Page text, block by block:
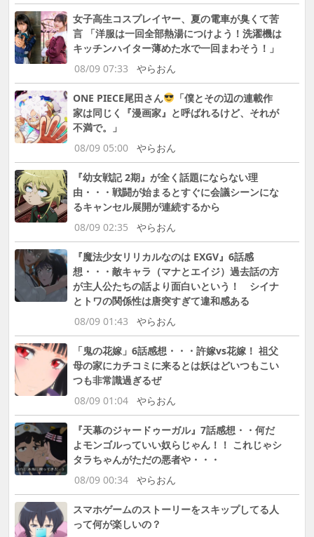
女子高生コスプレイヤー、夏の電車が臭くて苦
言 「洋服は一回全部熱湯につけよう！洗濯機は
キッチンハイター薄めた水で一回まわそう！」
08/09 07:33
やらおん
ONE PIECE尾田さん
「僕とその辺の連載作
家は同じく『漫画家』と呼ばれるけど、それが
不満で。」
08/09 05:00
やらおん
『幼女戦記 2期』が全く話題にならない理
由・・・戦闘が始まるとすぐに会議シーンにな
るキャンセル展開が連続するから
08/09 02:35
やらおん
『魔法少女リリカルなのは EXGV』6話感
想・・・敵キャラ（マナとエイジ）過去話の方
が主人公たちの話より面白いという！ シイナ
とトワの関係性は唐突すぎて違和感ある
08/09 01:43
やらおん
「鬼の花嫁」6話感想・・・許嫁vs花嫁！ 祖父
母の家にカチコミに来るとは妖はどいつもこい
つも非常識過ぎるぜ
08/09 01:04
やらおん
『天幕のジャードゥーガル』7話感想・・何だ
よモンゴルっていい奴らじゃん！！ これじゃシ
タラちゃんがただの悪者や・・・
08/09 00:34
やらおん
スマホゲームのストーリーをスキップしてる人
って何が楽しいの？